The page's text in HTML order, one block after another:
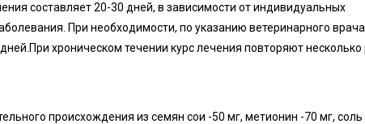
составляет 20-30 дней, в зависимости от индивидуальных
При необходимости, по указанию ветеринарного
хроническом течении курс лечения повторяют несколько
происхождения из семян сои -50 мг, метионин -70 мг, соль